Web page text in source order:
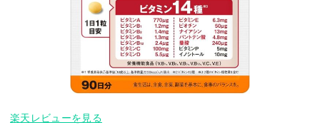
楽天レビューを見る